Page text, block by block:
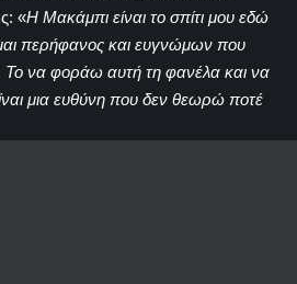
«Η Μακάμπι είναι το σπίτι μου εδώ
περήφανος και ευγνώμων που
Το να φοράω αυτή τη φανέλα και να
μια ευθύνη που δεν θεωρώ ποτέ